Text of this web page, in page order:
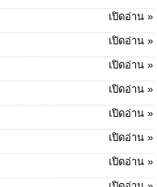
เปิดอ่าน »
เปิดอ่าน »
เปิดอ่าน »
เปิดอ่าน »
เปิดอ่าน »
เปิดอ่าน »
เปิดอ่าน »